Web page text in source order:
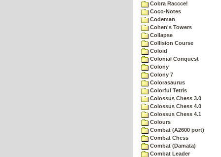
Cobra Raccce!
Coco-Notes
Codeman
Cohen's Towers
Collapse
Collision Course
Coloid
Colonial Conquest
Colony
Colony 7
Colorasaurus
Colorful Tetris
Colossus Chess 3.0
Colossus Chess 4.0
Colossus Chess 4.1
Colours
Combat (A2600 port)
Combat Chess
Combat (Damata)
Combat Leader